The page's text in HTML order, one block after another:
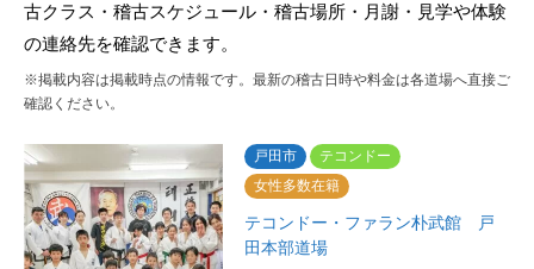
古クラス・稽古スケジュール・稽古場所・月謝・見学や体験
の連絡先を確認できます。
※掲載内容は掲載時点の情報です。最新の稽古日時や料金は各道場へ直接ご
確認ください。
戸田市
テコンドー
女性多数在籍
テコンドー・ファラン朴武館 戸
田本部道場